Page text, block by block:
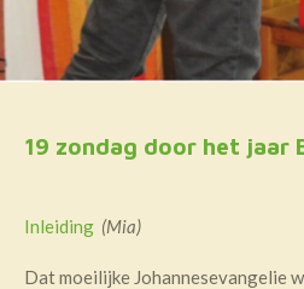
19 zondag door het
Inleiding (Mia)
Dat moeilijke Johannesevangelie